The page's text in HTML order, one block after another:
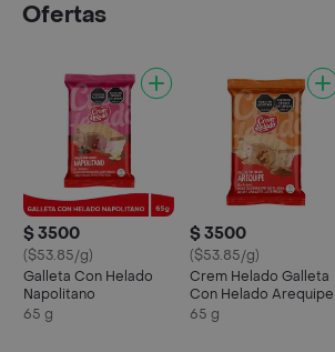
Ofertas
$ 3500
($53.85/g)
Galleta Con Helado
Napolitano
65 g
$ 3500
($53.85/g)
Crem Helado Galleta
Con Helado Arequipe
65 g